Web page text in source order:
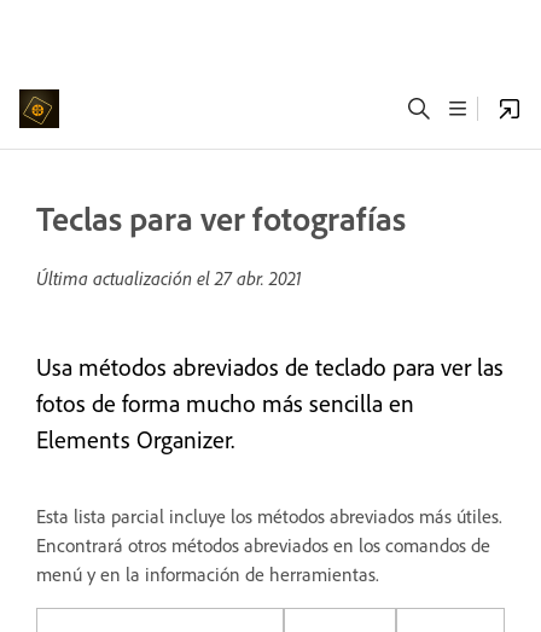
Teclas para ver fotografías
Última actualización el27 abr. 2021
Usa métodos abreviados de teclado para ver las
fotos de forma mucho más sencilla en
Elements Organizer.
Esta lista parcial incluye los métodos abreviados más útiles.
Encontrará otros métodos abreviados en los comandos de
menú y en la información de herramientas.